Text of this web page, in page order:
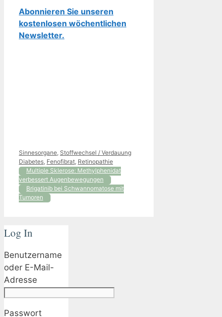
Abonnieren Sie unseren
kostenlosen wöchentlichen
Newsletter.
Kategorien
Sinnesorgane Stoffwechsel / VerdauungSchlagwörter
Diabetes Fenofibrat Retinopathie
Multiple Sklerose: Methylphenidat
verbessert Augenbewegungen
Brigatinib bei Schwannomatose mit
Tumoren
Log In
Benutzername
oder E-Mail-
Adresse
Passwort